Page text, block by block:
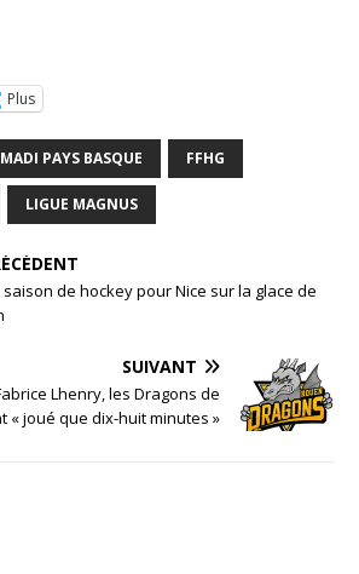
Plus
PAYS BASQUE FFHG
LIGUE MAGNUS
saison de hockey pour Nice sur la glace de
SUIVANT
Lhenry, les Dragons de
« joué que dix-huit minutes »